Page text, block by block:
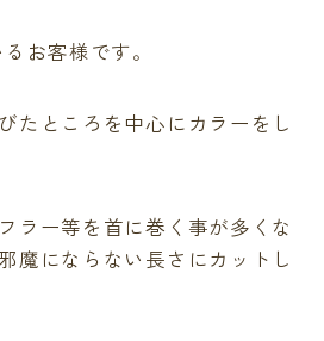
に基づく表記
方
声
とは?
お客様です。
たところを中心にカラーをし
ラー等を首に巻く事が多くな
魔にならない長さにカットし